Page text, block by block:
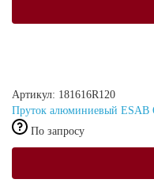
Артикул: 181616R120
Пруток алюминиевый ESAB
По запросу